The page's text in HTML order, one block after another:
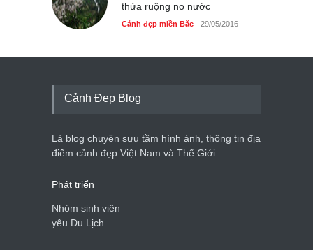
thửa ruộng no nước
Cảnh đẹp miền Bắc 29/05/2016
Cảnh Đẹp Blog
Là blog chuyên sưu tầm hình ảnh, thông tin địa
điểm cảnh đẹp Việt Nam và Thế Giới
Phát triển
Nhóm sinh viên
yêu Du Lịch